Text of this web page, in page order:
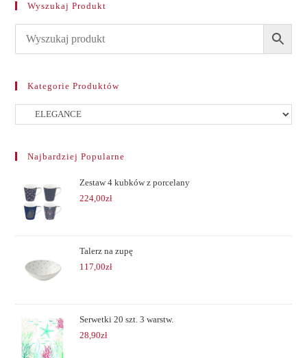
Wyszukaj Produkt
Kategorie Produktów
Najbardziej Popularne
Zestaw 4 kubków z porcelany
224,00zł
Talerz na zupę
117,00zł
Serwetki 20 szt. 3 warstw.
28,90zł